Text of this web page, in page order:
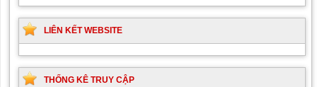
LIÊN KẾT WEBSITE
THỐNG KÊ TRUY CẬP